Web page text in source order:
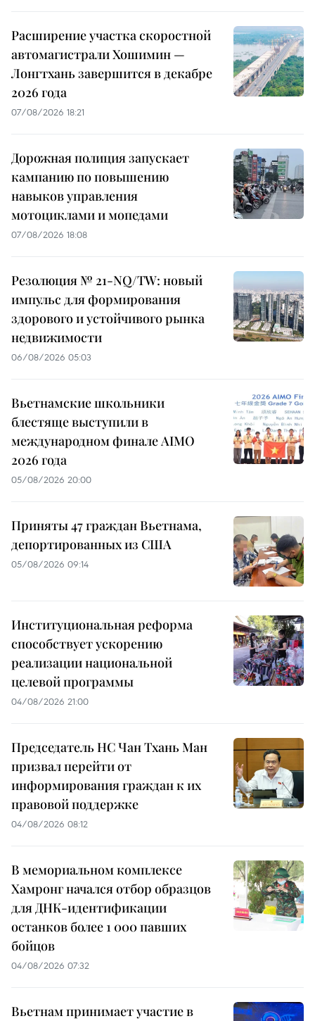
Расширение участка скоростной
автомагистрали Хошимин —
Лонгтхань завершится в декабре
2026 года
07/08/2026 18:21
Дорожная полиция запускает
кампанию по повышению
навыков управления
мотоциклами и мопедами
07/08/2026 18:08
Резолюция № 21-NQ/TW: новый
импульс для формирования
здорового и устойчивого рынка
недвижимости
06/08/2026 05:03
Вьетнамские школьники
блестяще выступили в
международном финале AIMO
2026 года
05/08/2026 20:00
Приняты 47 граждан Вьетнама,
депортированных из США
05/08/2026 09:14
Институциональная реформа
способствует ускорению
реализации национальной
целевой программы
04/08/2026 21:00
Председатель НС Чан Тхань Ман
призвал перейти от
информирования граждан к их
правовой поддержке
04/08/2026 08:12
В мемориальном комплексе
Хамронг начался отбор образцов
для ДНК-идентификации
останков более 1 000 павших
бойцов
04/08/2026 07:32
Вьетнам принимает участие в